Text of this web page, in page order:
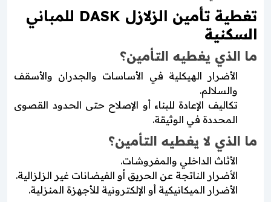
تغطية تأمين الزلازل DASK للمباني
السكنية
ما الذي يغطيه التأمين؟
الأضرار الهيكلية في الأساسات والجدران والأسقف
والسلالم.
تكاليف الإعادة للبناء أو الإصلاح حتى الحدود القصوى
المحددة في الوثيقة.
ما الذي لا يغطيه التأمين؟
الأثاث الداخلي والمفروشات.
الأضرار الناتجة عن الحريق أو الفيضانات غير الزلزالية.
الأضرار الميكانيكية أو الإلكترونية للأجهزة المنزلية.